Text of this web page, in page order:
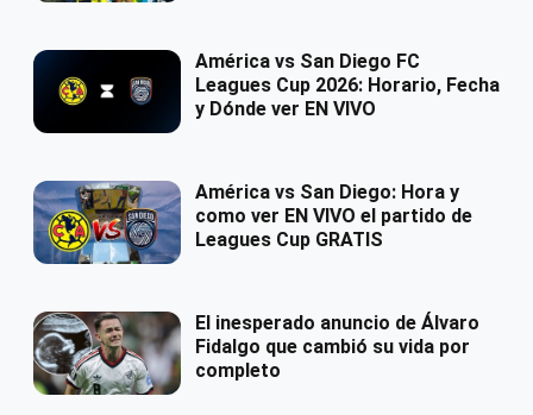
América vs San Diego FC
Leagues Cup 2026: Horario, Fecha
y Dónde ver EN VIVO
América vs San Diego: Hora y
como ver EN VIVO el partido de
Leagues Cup GRATIS
El inesperado anuncio de Álvaro
Fidalgo que cambió su vida por
completo